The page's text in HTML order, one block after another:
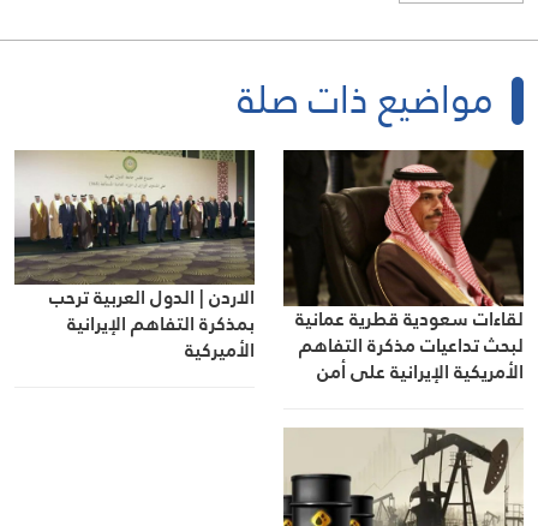
مواضيع ذات صلة
لقاءات سعودية قطرية عمانية
لبحث تداعيات مذكرة التفاهم
الأمريكية الإيرانية على أمن
الاردن | الدول العربية ترحب
بمذكرة التفاهم الإيرانية
الأميركية